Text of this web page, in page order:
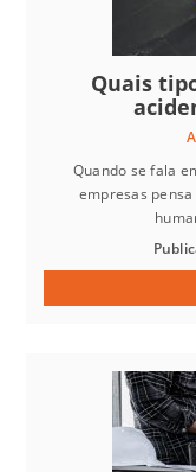
Quais
Quando se fala
empresas